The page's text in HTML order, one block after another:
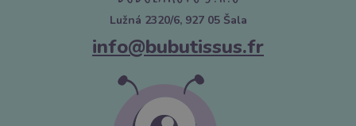
Lužná 2320/6, 927 05 Šala
info@bubutissus.fr